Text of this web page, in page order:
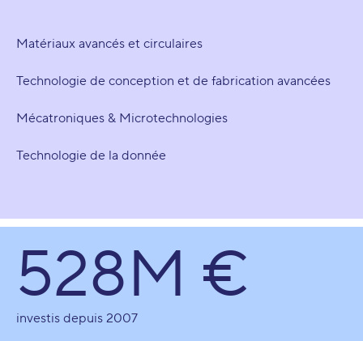
Matériaux avancés et circulaires
Technologie de conception et de fabrication avancées
Mécatroniques & Microtechnologies
Technologie de la donnée
528M €
investis depuis 2007